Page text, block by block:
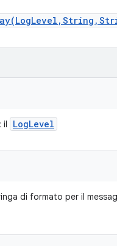
: il LogLevel
di formato per il